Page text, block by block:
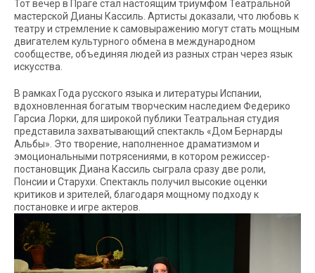
Тот вечер в Праге стал настоящим триумфом Театральной
мастерской Дианы Кассиль. Артисты доказали, что любовь к
театру и стремление к самовыражению могут стать мощным
двигателем культурного обмена в международном
сообществе, объединяя людей из разных стран через язык
искусства.
В рамках Года русского языка и литературы Испании,
вдохновленная богатым творческим наследием Федерико
Гарсиа Лорки, для широкой публики Театральная студия
представила захватывающий спектакль «Дом Бернарды
Альбы». Это творение, наполненное драматизмом и
эмоциональными потрясениями, в котором режиссер-
постановщик Диана Кассиль сыграла сразу две роли,
Понсии и Cтарухи. Спектакль получил высокие оценки
критиков и зрителей, благодаря мощному подходу к
постановке и игре актеров.